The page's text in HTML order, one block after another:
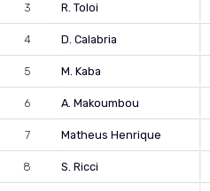
3 R. Toloi
4 D. Calabria
5 M. Kaba
6 A. Makoumbou
7 Matheus Henrique
8 S. Ricci